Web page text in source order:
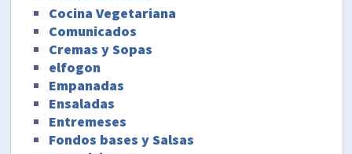
Cocina Vegetariana
Comunicados
Cremas y Sopas
elfogon
Empanadas
Ensaladas
Entremeses
Fondos bases y Salsas